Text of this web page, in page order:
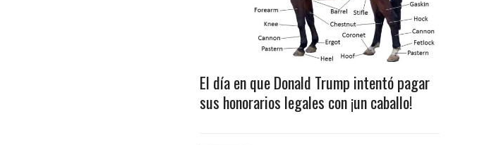
El día en que Donald Trump intentó pagar
sus honorarios legales con ¡un caballo!